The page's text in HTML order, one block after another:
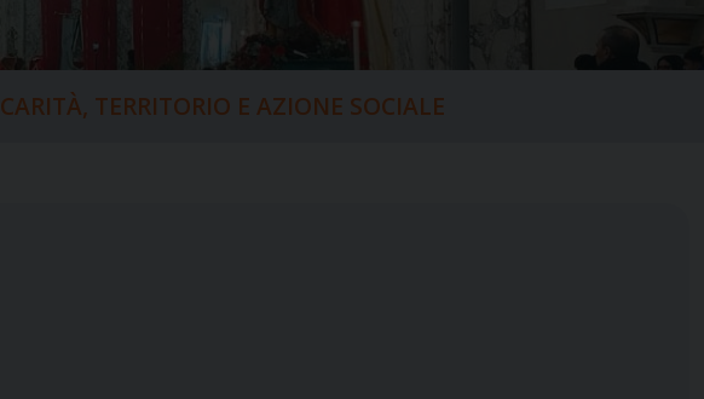
CARITÀ, TERRITORIO E AZIONE SOCIALE